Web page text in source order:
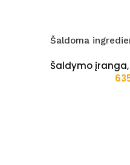
Šaldoma
Šaldymo įranga,